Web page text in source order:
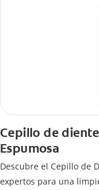
Cepillo de
Espumosa
Descubre el Cepillo de
expertos para una